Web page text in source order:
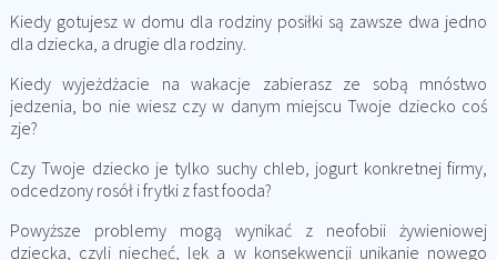
Kiedy gotujesz w domu dla rodziny posiłki są zawsze dwa jedno
dla dziecka, a drugie dla rodziny.
Kiedy wyjeżdżacie na wakacje zabierasz ze sobą mnóstwo
jedzenia, bo nie wiesz czy w danym miejscu Twoje dziecko coś
zje?
Czy Twoje dziecko je tylko suchy chleb, jogurt konkretnej firmy,
odcedzony rosół i frytki z fast fooda?
Powyższe problemy mogą wynikać z neofobii żywieniowej
dziecka, czyli niechęć, lęk a w konsekwencji unikanie nowego